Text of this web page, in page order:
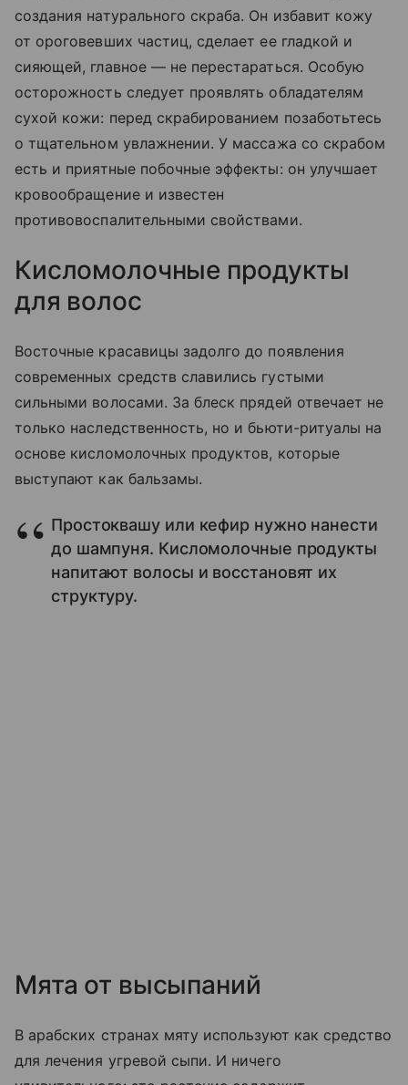
создания натурального скраба. Он избавит кожу
от ороговевших частиц, сделает ее гладкой и
сияющей, главное — не перестараться. Особую
осторожность следует проявлять обладателям
сухой кожи: перед скрабированием позаботьтесь
о тщательном увлажнении. У массажа со скрабом
есть и приятные побочные эффекты: он улучшает
кровообращение и известен
противовоспалительными свойствами.
Кисломолочные продукты
для волос
Восточные красавицы задолго до появления
современных средств славились густыми
сильными волосами. За блеск прядей отвечает не
только наследственность, но и бьюти-ритуалы на
основе кисломолочных продуктов, которые
выступают как бальзамы.
Простоквашу или кефир нужно нанести
до шампуня. Кисломолочные продукты
напитают волосы и восстановят их
структуру.
Мята от высыпаний
В арабских странах мяту используют как средство
для лечения угревой сыпи. И ничего